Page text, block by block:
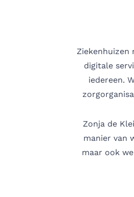
Ziekenhuizen
digitale
iedereen.
Zonja de
manier van
maar ook